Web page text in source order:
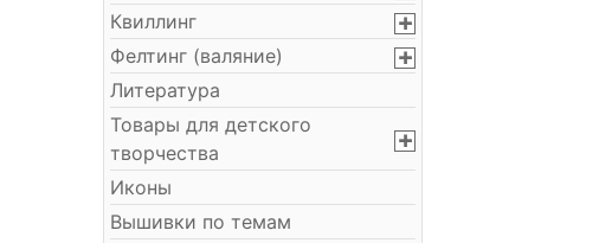
Квиллинг
Фелтинг (валяние)
Литература
Товары для детского
творчества
Иконы
Вышивки по темам